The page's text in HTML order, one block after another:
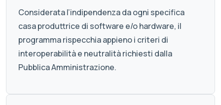
Considerata l’indipendenza da ogni specifica
casa produttrice di software e/o hardware, il
programma rispecchia appieno i criteri di
interoperabilità e neutralità richiesti dalla
Pubblica Amministrazione.